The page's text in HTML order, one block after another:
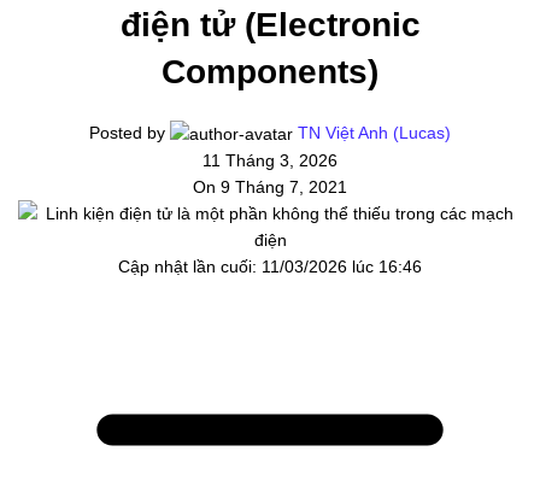
điện tử (Electronic
Components)
Posted by
TN Việt Anh (Lucas)
11 Tháng 3, 2026
On 9 Tháng 7, 2021
Cập nhật lần cuối: 11/03/2026 lúc 16:46